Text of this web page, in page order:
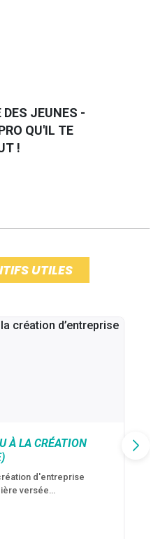
JEUNES -
QU'IL TE
!
UTILES
À LA CRÉATION
d'entreprise
versée…